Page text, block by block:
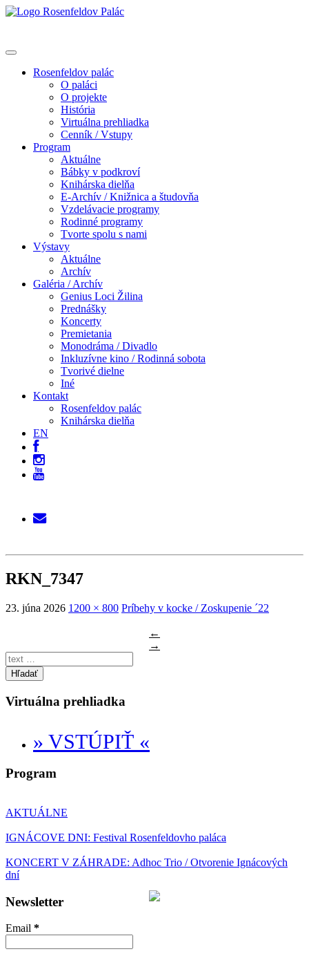
Rosenfeldov palác
O paláci
O projekte
História
Virtuálna prehliadka
Cenník / Vstupy
Program
Aktuálne
Bábky v podkroví
Knihárska dielňa
E-Archív / Knižnica a študovňa
Vzdelávacie programy
Rodinné programy
Tvorte spolu s nami
Výstavy
Aktuálne
Archív
Galéria / Archív
Genius Loci Žilina
Prednášky
Koncerty
Premietania
Monodráma / Divadlo
Inkluzívne kino / Rodinná sobota
Tvorivé dielne
Iné
Kontakt
Rosenfeldov palác
Knihárska dielňa
EN
RKN_7347
23. júna 2026 1200 × 800 Príbehy v kocke / Zoskupenie ´22
←
→
Hľadať
Virtuálna prehliadka
» VSTÚPIŤ «
Program
AKTUÁLNE
IGNÁCOVE DNI: Festival Rosenfeldovho paláca
KONCERT V ZÁHRADE: Adhoc Trio / Otvorenie Ignácových
dní
Newsletter
Email *